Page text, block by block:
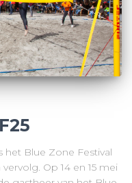
het Blue Zone Festival
Op 14 en 15 mei